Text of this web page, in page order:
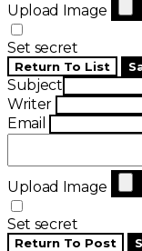
Upload Image
Set secret
Return To List
Subject
Writer
Email
Upload Image
Set secret
Return To Post